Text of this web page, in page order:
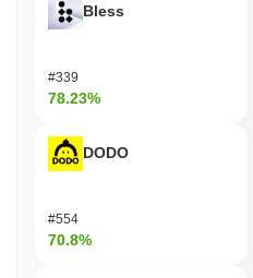
Bless
#339
78.23%
DODO
#554
70.8%